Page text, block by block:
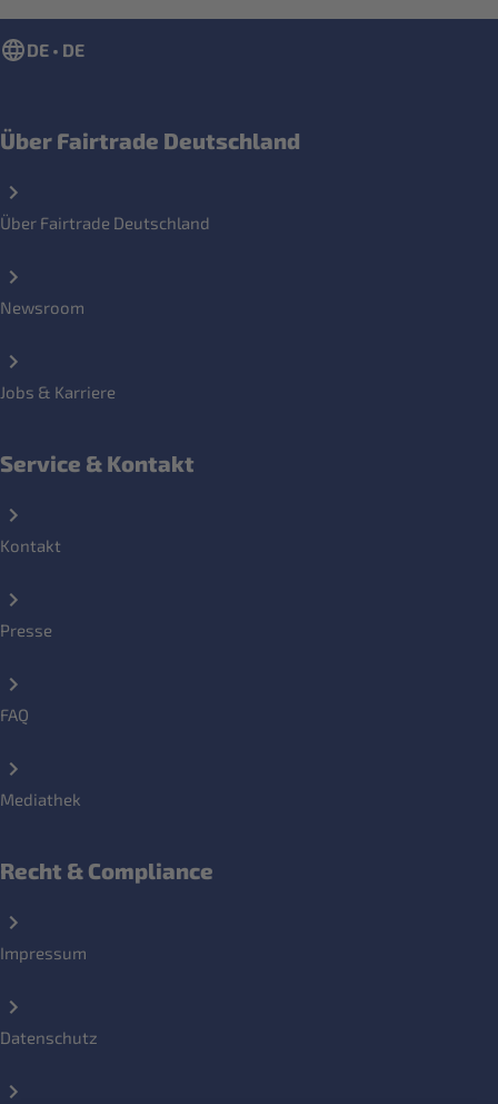
DE • DE
Über Fairtrade Deutschland
Über Fairtrade Deutschland
Newsroom
Jobs & Karriere
Service & Kontakt
Kontakt
Presse
FAQ
Mediathek
Recht & Compliance
Impressum
Datenschutz